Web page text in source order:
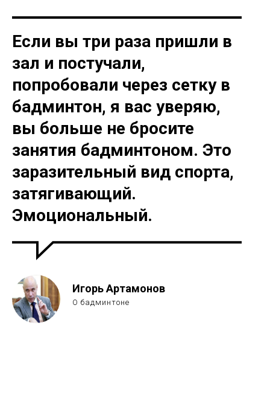
Если вы три раза пришли в
зал и постучали,
попробовали через сетку в
бадминтон, я вас уверяю,
вы больше не бросите
занятия бадминтоном. Это
заразительный вид спорта,
затягивающий.
Эмоциональный.
Игорь Артамонов
О бадминтоне